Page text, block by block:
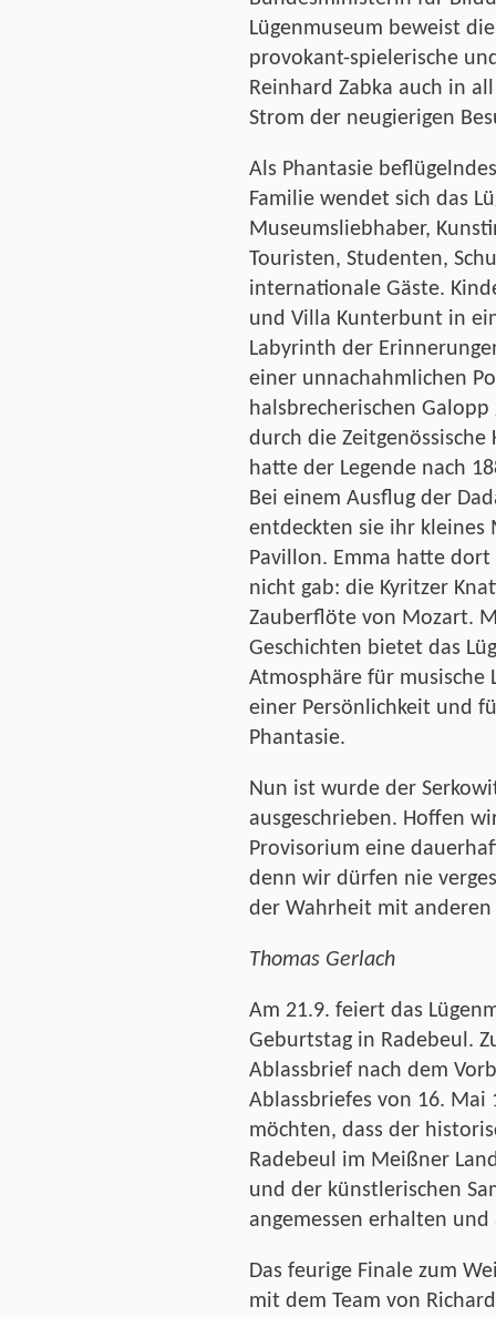
Lügenmuseum beweist
provokant-spielerische
Reinhard Zabka auch in
Strom der neugierigen
Als Phantasie
Familie wendet sich das
Museumsliebhaber,
Touristen, Studenten,
internationale Gäste.
und Villa Kunterbunt in
Labyrinth der
einer unnachahmlichen
halsbrecherischen
durch die Zeitgenössische
hatte der Legende nach
Bei einem Ausflug der
entdeckten sie ihr kleines
Pavillon. Emma hatte
nicht gab: die Kyritzer
Zauberflöte von Mozart.
Geschichten bietet das
Atmosphäre für musische
einer Persönlichkeit und
Phantasie.
Nun ist wurde der
ausgeschrieben. Hoffen
Provisorium eine
denn wir dürfen nie
der Wahrheit mit
Thomas Gerlach
Am 21.9. feiert das
Geburtstag in Radebeul.
Ablassbrief nach dem
Ablassbriefes von 16. Mai
möchten, dass der
Radebeul im Meißner
und der künstlerischen
angemessen erhalten
Das feurige Finale zum
mit dem Team von